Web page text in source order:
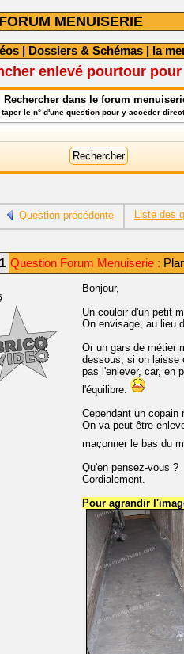
FORUM MENUISERIE
| Dossiers & Schémas | la
enlevé pourtour
Rechercher dans le forum
taper le n° d'une question pour y accéder
Question précédente Liste des
Question Forum Menuiserie :
Bonjour,
Un couloir d'un petit
On envisage, au lieu
Or un gars de métier
dessous, si on laisse
pas l'enlever, car, en
l'équilibre.
Cependant un copain
On va peut-être
maçonner le bas du
Qu'en pensez-vous ?
Cordialement.
Pour agrandir